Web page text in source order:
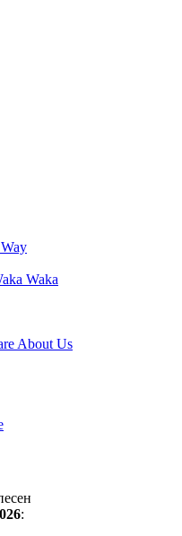
Waka
About Us
: